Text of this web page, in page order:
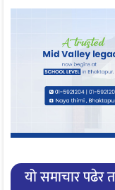
यो समाचार पढेर